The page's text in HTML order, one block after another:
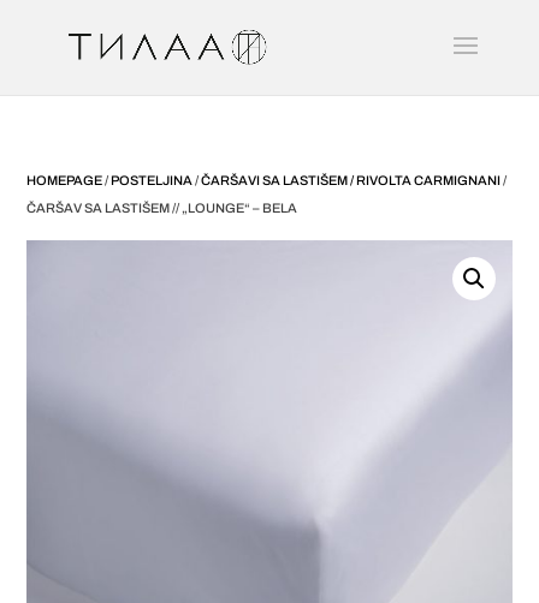
HOMEPAGE/POSTELJINA /ČARŠAVI SA LASTIŠEM / RIVOLTA CARMIGNANI/
ČARŠAV SA LASTIŠEM // „LOUNGE“ – BELA